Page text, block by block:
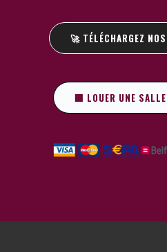
🚀 TÉLÉCHARGEZ
🏢 LOUER UNE